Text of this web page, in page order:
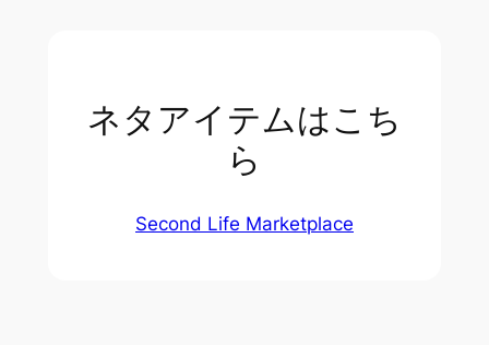
ネタアイテムはこち
ら
Second Life Marketplace